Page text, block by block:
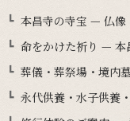
本昌寺の寺宝 — 仏像
命をかけた祈り — 本
葬儀・葬祭場・境内
永代供養・水子供養